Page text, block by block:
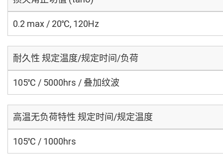
0.2 max / 20℃, 120Hz
耐久性 规定温度/规定时间/负荷
105℃ / 5000hrs / 叠加纹波
高温无负荷特性 规定时间/规定温度
105℃ / 1000hrs